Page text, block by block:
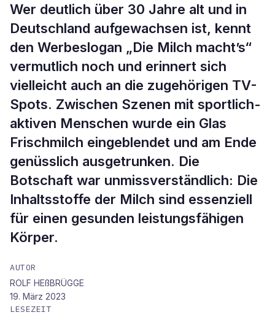
ERDE & UMWELT
Das weiße Gold
Wer deutlich über 30 Jahre alt und in
Deutschland aufgewachsen ist, kennt
den Werbeslogan „Die Milch macht’s“
vermutlich noch und erinnert sich
vielleicht auch an die zugehörigen TV-
Spots. Zwischen Szenen mit sportlich-
aktiven Menschen wurde ein Glas
Frischmilch eingeblendet und am Ende
genüsslich ausgetrunken. Die
Botschaft war unmissverständlich: Die
Inhaltsstoffe der Milch sind essenziell
für einen gesunden leistungsfähigen
Körper.
AUTOR
ROLF HEßBRÜGGE
19. März 2023
LESEZEIT